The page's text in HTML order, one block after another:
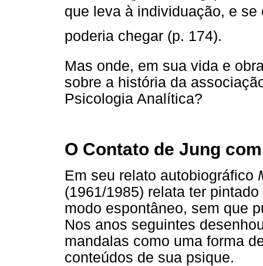
que leva à individuação, e se
poderia chegar (p. 174).
Mas onde, em sua vida e
sobre a história da
Psicologia Analítica?
O Contato de Jung
Em seu relato autobiográfico
(1961/1985) relata ter
modo espontâneo, sem que
Nos anos seguintes
mandalas como uma forma
conteúdos de sua psique.